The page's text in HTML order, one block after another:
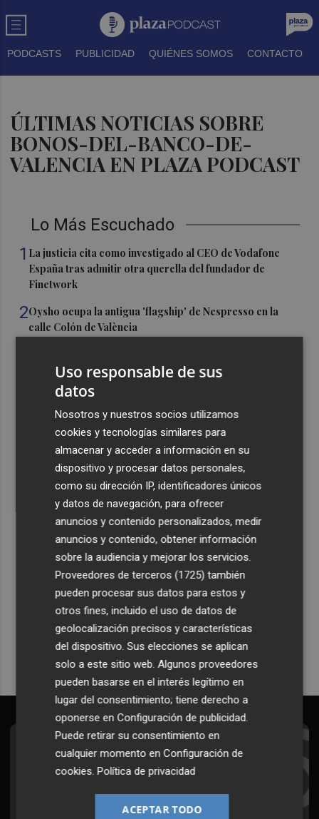
PODCASTS PUBLICIDAD QUIÉNES SOMOS CONTACTO
ÚLTIMAS NOTICIAS SOBRE
BONOS-DEL-BANCO-DE-
VALENCIA EN PLAZA PODCAST
Lo Más Escuchado
1 La justicia cita como investigado al CEO de Vodafone
España tras admitir otra querella del fundador de
Finetwork
2Oysho ocupa la antigua 'flagship' de Nespresso en la
calle Colón de València
la atención al nacimiento
El proyecto 'Gramola' evalúa estrategias sostenibles
para reducir las alteraciones internas de la granada
mollar de Elche
El talento murciano conquista Cimeria: Dagnino ilustra
'Aguas peligrosas' de Conan el Bárbaro
Recibe toda la actualidad de
Plaza Podcast en tu correo
Quiero suscribirme
Suscríbete al Boletín
Todos los días a primera hora en tu email
¡Quiero suscribirme!
Uso responsable de sus
datos
Nosotros y nuestros socios utilizamos
cookies y tecnologías similares para
almacenar y acceder a información en su
dispositivo y procesar datos personales,
como su dirección IP, identificadores únicos
y datos de navegación, para ofrecer
anuncios y contenido personalizados, medir
anuncios y contenido, obtener información
sobre la audiencia y mejorar los servicios.
Proveedores de terceros (1725) también
pueden procesar sus datos para estos y
otros fines, incluido el uso de datos de
geolocalización precisos y características
del dispositivo. Sus elecciones se aplican
solo a este sitio web. Algunos proveedores
pueden basarse en el interés legítimo en
lugar del consentimiento; tiene derecho a
oponerse enConfiguración de publicidad.
Puede retirar su consentimiento en
cualquier momento enConfiguración de
cookies.Política de privacidad
ACEPTAR TODO